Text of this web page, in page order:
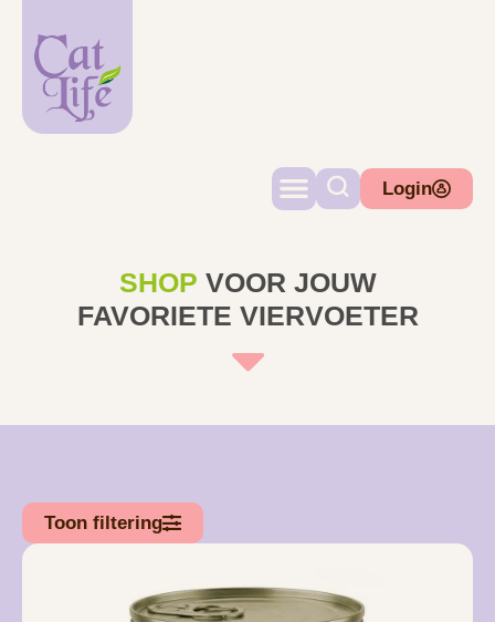
Login
SHOP VOOR JOUW
FAVORIETE VIERVOETER
Toon filtering